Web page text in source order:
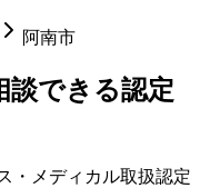
阿南市
談できる認定
・メディカル取扱認定